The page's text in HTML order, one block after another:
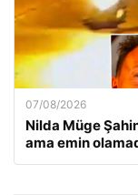
07/08/2026
Nilda Müge
ama emin